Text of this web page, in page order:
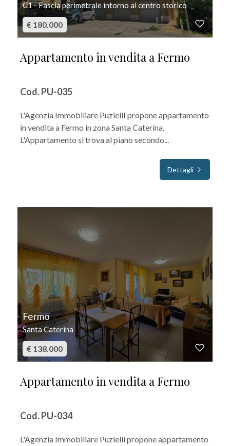
C1 - Fascia perimetrale intorno al centro storico
€ 180.000
Appartamento in vendita a Fermo
Cod. PU-035
L'Agenzia Immobiliare PuziellI propone appartamento
in vendita a Fermo in zona Santa Caterina.
L'Appartamento si trova al piano secondo...
Dettagli
Fermo
Santa Caterina
€ 138.000
Appartamento in vendita a Fermo
Cod. PU-034
L'Agenzia Immobiliare Puzielli propone appartamento